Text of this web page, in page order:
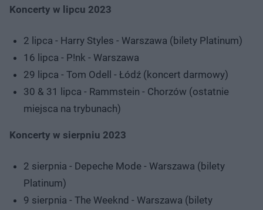
Koncerty w lipcu 2023
2 lipca - Harry Styles - Warszawa (bilety Platinum)
16 lipca - P!nk - Warszawa
29 lipca - Tom Odell - Łódź (koncert darmowy)
30 & 31 lipca - Rammstein - Chorzów (ostatnie
miejsca na trybunach)
Koncerty w sierpniu 2023
2 sierpnia - Depeche Mode - Warszawa (bilety
Platinum)
9 sierpnia - The Weeknd - Warszawa (bilety